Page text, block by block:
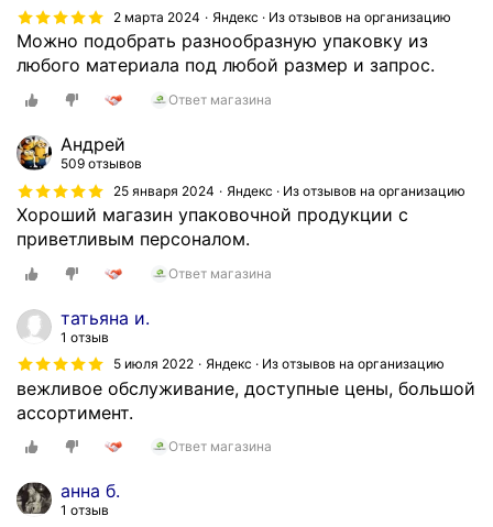
2 марта 2024
Яндекс · Из отзывов на организацию
Можно подобрать разнообразную упаковку из
любого материала под любой размер и запрос.
Ответ магазина
Андрей
509 отзывов
25 января 2024
Яндекс · Из отзывов на организацию
Хороший магазин упаковочной продукции с
приветливым персоналом.
Ответ магазина
татьяна и.
1 отзыв
5 июля 2022
Яндекс · Из отзывов на организацию
вежливое обслуживание, доступные цены, большой
ассортимент.
Ответ магазина
анна б.
1 отзыв